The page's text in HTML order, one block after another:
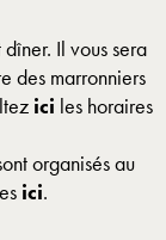
Il vous sera
des marronniers
ici les horaires
organisés au
ici.